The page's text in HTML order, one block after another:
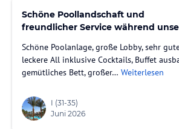
Schöne Poollandschaft und
freundlicher Service während
Schöne Poolanlage, große Lobby, sehr
leckere All inklusive Cocktails, Buffet
gemütliches Bett, großer… Weiterlesen
I (31-35)
Juni 2026